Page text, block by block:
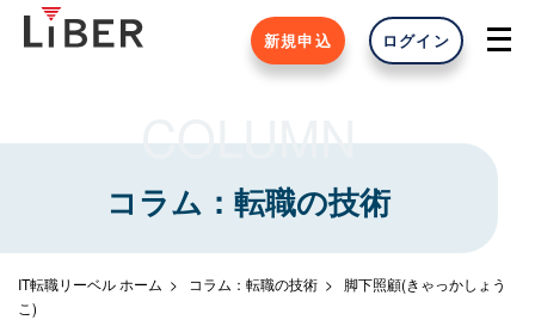
新規申込 ログイン
COLUMN
コラム：転職の技術
IT転職リーベル ホーム コラム：転職の技術
脚下照顧(きゃっかしょう
こ)